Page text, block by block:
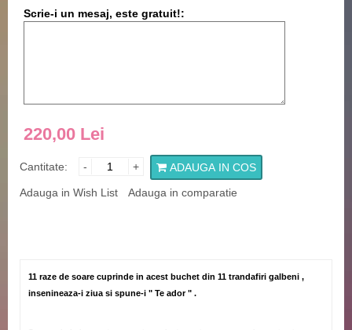
Scrie-i un mesaj, este gratuit!:
220,00 Lei
Cantitate: - +
ADAUGA IN COS
Adauga in Wish List
Adauga in comparatie
11 raze de soare cuprinde in acest buchet din 11 trandafiri galbeni ,
insenineaza-i ziua si spune-i " Te ador " .